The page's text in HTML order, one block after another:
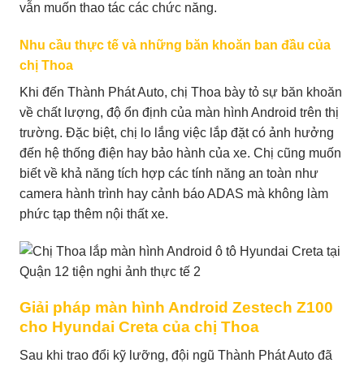
vẫn muốn thao tác các chức năng.
Nhu cầu thực tế và những băn khoăn ban đầu của
chị Thoa
Khi đến Thành Phát Auto, chị Thoa bày tỏ sự băn khoăn
về chất lượng, độ ổn định của màn hình Android trên thị
trường. Đặc biệt, chị lo lắng việc lắp đặt có ảnh hưởng
đến hệ thống điện hay bảo hành của xe. Chị cũng muốn
biết về khả năng tích hợp các tính năng an toàn như
camera hành trình hay cảnh báo ADAS mà không làm
phức tạp thêm nội thất xe.
Giải pháp màn hình Android Zestech Z100
cho Hyundai Creta của chị Thoa
Sau khi trao đổi kỹ lưỡng, đội ngũ Thành Phát Auto đã